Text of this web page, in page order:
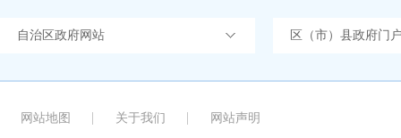
自治区政府网站 区（市）县政府门
网站地图 关于我们 网站声明